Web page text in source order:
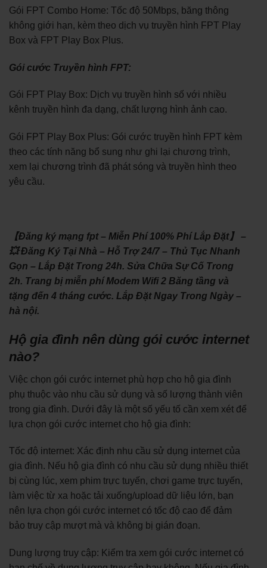
Gói FPT Combo Home: Tốc độ 50Mbps, băng thông
không giới hạn, kèm theo dịch vụ truyền hình FPT Play
Box và FPT Play Box Plus.
Gói cước Truyền hình FPT:
Gói FPT Play Box: Dịch vụ truyền hình số với nhiều
kênh truyền hình đa dạng, chất lượng hình ảnh cao.
Gói FPT Play Box Plus: Gói cước truyền hình FPT kèm
theo các tính năng bổ sung như ghi lại chương trình,
xem lại chương trình đã phát sóng và truyền hình theo
yêu cầu.
【Đăng ký mạng fpt – Miễn Phí 100% Phí Lắp Đặt】 –
💥 Đăng Ký Tại Nhà – Hỗ Trợ 24/7 – Thủ Tục Nhanh
Gọn – Lắp Đặt Trong 24h. Sửa Chữa Sự Cố Trong
2h. Trang bị miễn phí Modem Wifi 2 Băng tầng và
tặng đến 4 tháng cước. Lắp Đặt Ngay Trong Ngày –
hà nội.
Hộ gia đình nên dùng gói cước internet
nào?
Việc chọn gói cước internet phù hợp cho hộ gia đình
phụ thuộc vào nhu cầu sử dụng và số lượng thành viên
trong gia đình. Dưới đây là một số yếu tố cần xem xét để
lựa chọn gói cước internet cho hộ gia đình:
Tốc độ internet: Xác định nhu cầu sử dụng internet của
gia đình. Nếu hộ gia đình có nhu cầu sử dụng nhiều thiết
bị cùng lúc, xem phim trực tuyến, chơi game trực tuyến,
làm việc từ xa hoặc tải xuống/upload dữ liệu lớn, bạn
nên lựa chọn gói cước internet có tốc độ cao để đảm
bảo truy cập mượt mà và không bị gián đoạn.
Dung lượng truy cập: Kiểm tra xem gói cước internet có